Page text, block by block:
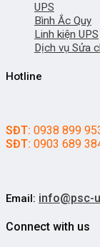
UPS
Bình Ắc Quy
Linh kiện UPS
Dịch vụ Sửa
Hotline
SĐT: 0938 899
SĐT: 0903 689
Email: info@psc-
Connect with us